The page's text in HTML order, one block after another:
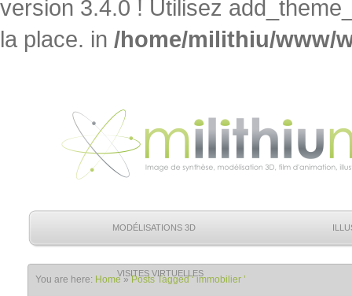
version 3.4.0 ! Utilisez
la place. in /home/milithiu/www/
MODÉLISATIONS 3D
VISITES VIRTUELLES
You are here: Home»Posts Tagged ‘ immobilier ’